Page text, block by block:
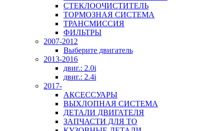
СТЕКЛООЧИСТИТЕЛЬ
ТОРМОЗНАЯ СИСТЕМА
ТРАНСМИССИЯ
ФИЛЬТРЫ
2007-2012
Выберите двигатель
2013-2016
двиг.: 2.0i
двиг.: 2.4i
2017-
АКСЕССУАРЫ
ВЫХЛОПНАЯ СИСТЕМА
ДЕТАЛИ ДВИГАТЕЛЯ
ЗАПЧАСТИ ДЛЯ ТО